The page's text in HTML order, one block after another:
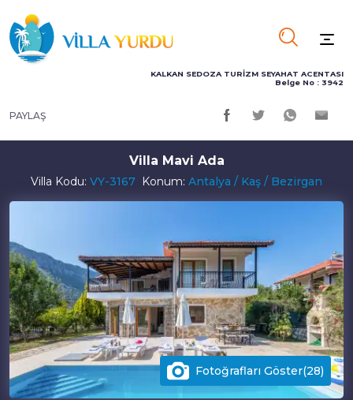
KALKAN SEDOZA TURİZM SEYAHAT ACENTASI
Belge No : 3942
PAYLAŞ
Villa Mavi Ada
Villa Kodu: VY-3167 Konum: Antalya / Kaş / Bezirgan
Fotoğrafları Göster(28)